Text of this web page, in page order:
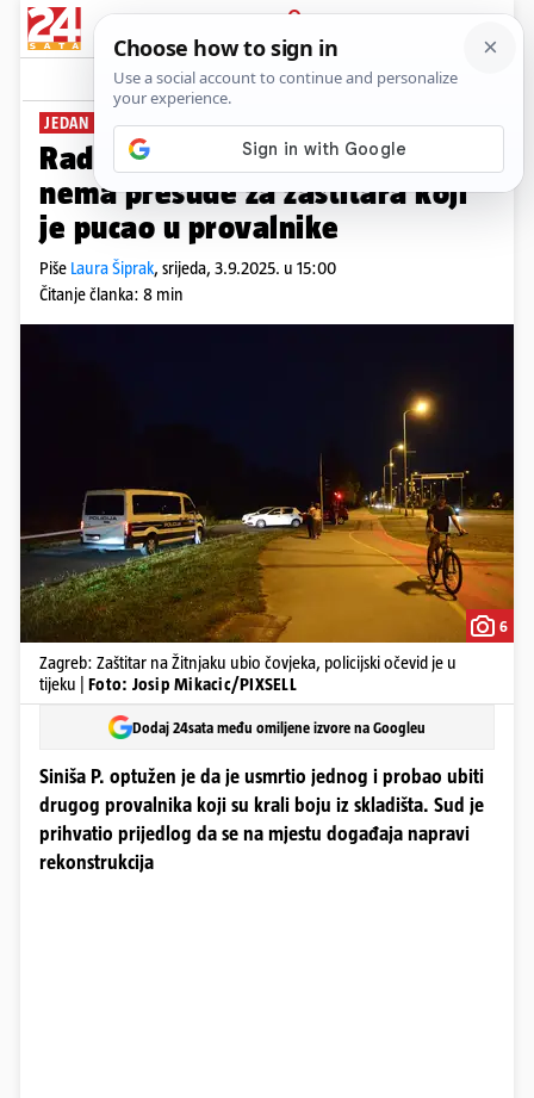
PRIJAVA
News Komentari
JEDAN MRTAV
Radit će se rekonstrukcija: Još
nema presude za zaštitara koji
je pucao u provalnike
Piše Laura Šiprak, srijeda, 3.9.2025. u 15:00
Čitanje članka: 8 min
6
Zagreb: Zaštitar na Žitnjaku ubio čovjeka, policijski očevid je u
tijeku | Foto: Josip Mikacic/PIXSELL
Dodaj 24sata među omiljene izvore na Googleu
Siniša P. optužen je da je usmrtio jednog i probao ubiti
drugog provalnika koji su krali boju iz skladišta. Sud je
prihvatio prijedlog da se na mjestu događaja napravi
rekonstrukcija